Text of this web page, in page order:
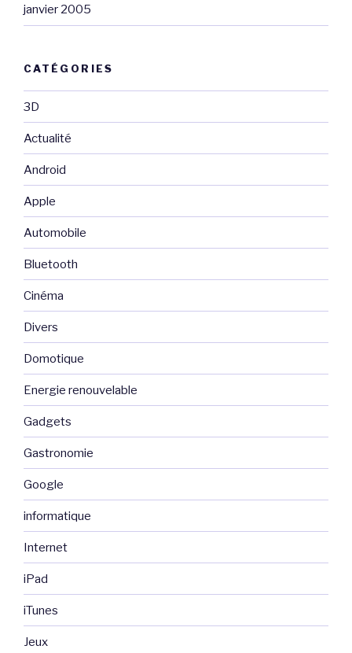
janvier 2005
CATÉGORIES
3D
Actualité
Android
Apple
Automobile
Bluetooth
Cinéma
Divers
Domotique
Energie renouvelable
Gadgets
Gastronomie
Google
informatique
Internet
iPad
iTunes
Jeux